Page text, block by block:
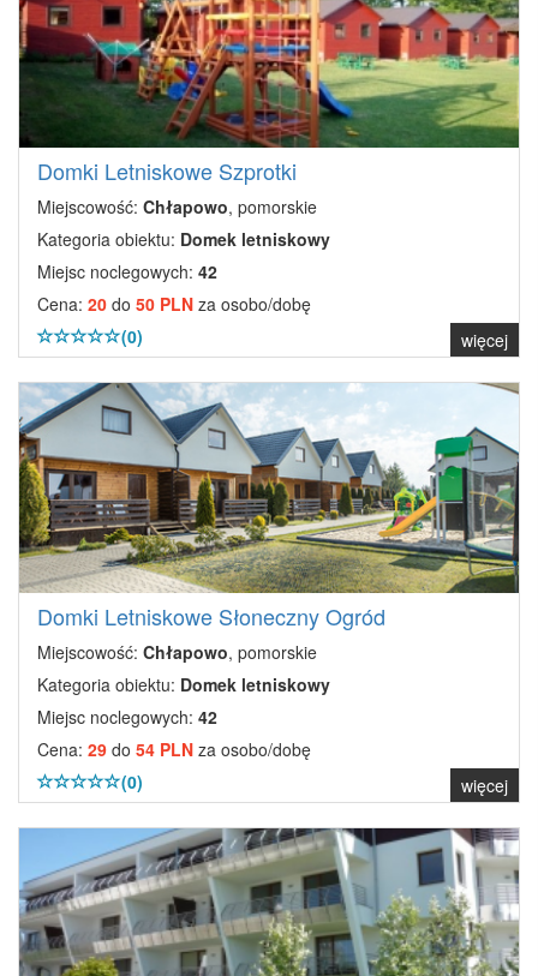
Domki Letniskowe Szprotki
Miejscowość: Chłapowo, pomorskie
Kategoria obiektu: Domek letniskowy
Miejsc noclegowych: 42
Cena: 20 do 50 PLN za osobo/dobę
(0)
więcej
Domki Letniskowe Słoneczny Ogród
Miejscowość: Chłapowo, pomorskie
Kategoria obiektu: Domek letniskowy
Miejsc noclegowych: 42
Cena: 29 do 54 PLN za osobo/dobę
(0)
więcej